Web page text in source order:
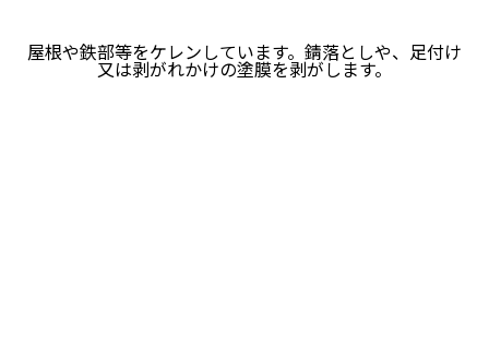
屋根や鉄部等をケレンしています。錆落としや、足付け
又は剥がれかけの塗膜を剥がします。